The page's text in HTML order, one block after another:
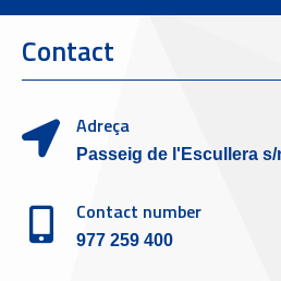
Contact
Adreça
Passeig de l'Escullera
Contact number
977 259 400